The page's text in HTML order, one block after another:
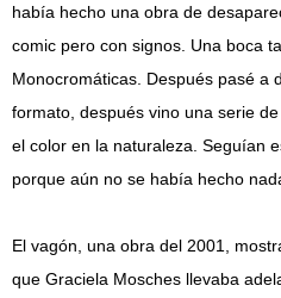
había hecho una obra de
comic pero con signos. Una boca
Monocromáticas. Después pasé a
formato, después vino una serie
el color en la naturaleza. Seguían
porque aún no se había hecho
El vagón, una obra del 2001,
que Graciela Mosches llevaba